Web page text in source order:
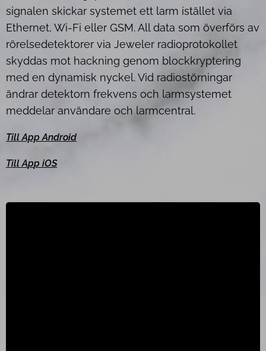
signalen skickar systemet ett larm istället via
Ethernet, Wi-Fi eller GSM. All data som överförs av
rörelsedetektorer via Jeweler radioprotokollet
skyddas mot hackning genom blockkryptering
med en dynamisk nyckel. Vid radiostörningar
ändrar detektorn frekvens och larmsystemet
meddelar användare och larmcentral.
Till App Android
Till App iOS